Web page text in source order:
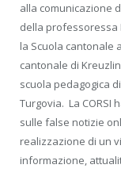
alla comunicazione
della professoressa
la Scuola cantonale
cantonale di
scuola pedagogica
Turgovia. La CORSI
sulle false notizie
realizzazione di un
informazione,